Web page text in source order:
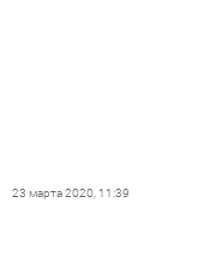
23 марта 2020, 11:39